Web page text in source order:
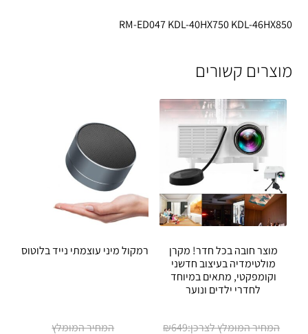
RM-ED047 KDL-40HX750 KDL-46HX850
מוצרים קשורים
מוצר חובה בכל חדר! מקרן
מולטימדיה בעיצוב חדשני
וקומפקטי, מתאים במיוחד
לחדרי ילדים ונוער
₪649 המחיר
רמקול מיני עוצמתי נייד בלוטוס